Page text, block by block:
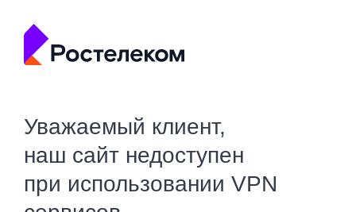
Уважаемый клиент,
наш сайт недоступен
при использовании VPN